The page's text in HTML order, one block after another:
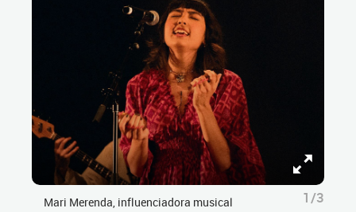
Mari Merenda, influenciadora musical
1/3